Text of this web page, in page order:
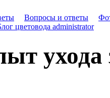
Вопросы и ответы
цветовода administrator
ухода